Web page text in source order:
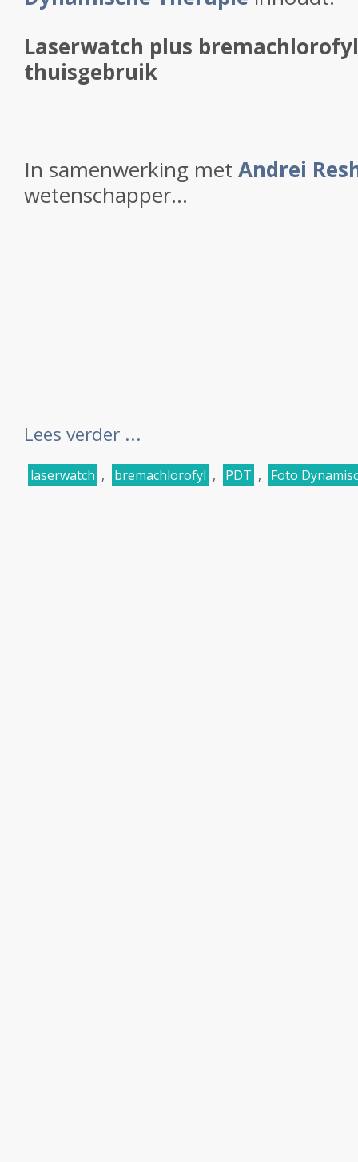
Laserwatch plus
thuisgebruik
In samenwerking met Andrei
wetenschapper...
Lees verder ...
laserwatch , bremachlorofyl , PDT , Foto